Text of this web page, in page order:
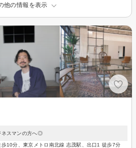
他の情報を表示
ネスマンの方へ◎
10分、東京メトロ南北線 志茂駅、出口1 徒歩7分